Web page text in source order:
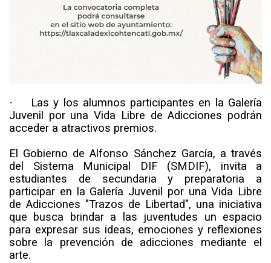
·
Las y los alumnos participantes en la Galería
Juvenil por una Vida Libre de Adicciones podrán
acceder a atractivos premios.
El Gobierno de Alfonso Sánchez García, a través
del Sistema Municipal DIF (SMDIF), invita a
estudiantes de secundaria y preparatoria a
participar en la Galería Juvenil por una Vida Libre
de Adicciones "Trazos de Libertad", una iniciativa
que busca brindar a las juventudes un espacio
para expresar sus ideas, emociones y reflexiones
sobre la prevención de adicciones mediante el
arte.